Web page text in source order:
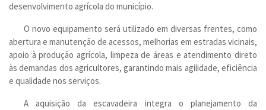
desenvolvimento agrícola do município.
O novo equipamento será utilizado em diversas frentes, como
abertura e manutenção de acessos, melhorias em estradas vicinais,
apoio à produção agrícola, limpeza de áreas e atendimento direto
às demandas dos agricultores, garantindo mais agilidade, eficiência
e qualidade nos serviços.
A aquisição da escavadeira integra o planejamento da